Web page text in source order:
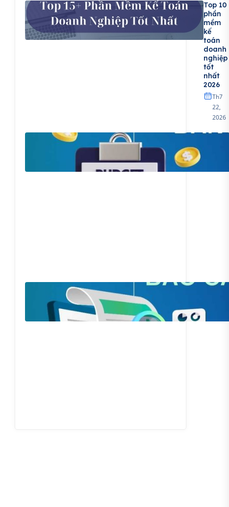
Top 10
phần
mềm
kế
toán
doanh
nghiệp
tốt
nhất
2026
Th7
22,
2026